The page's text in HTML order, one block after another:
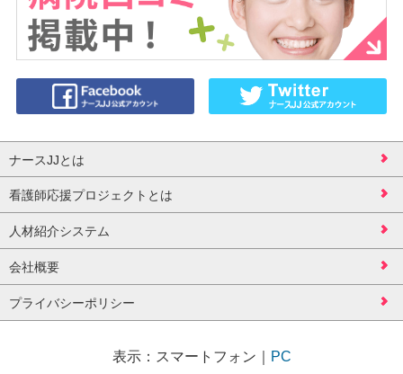
ナースJJとは
看護師応援プロジェクトとは
人材紹介システム
会社概要
プライバシーポリシー
表示： スマートフォン PC